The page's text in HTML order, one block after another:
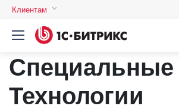
Клиентам
Авторизация
Логин
Специальные
Технологии